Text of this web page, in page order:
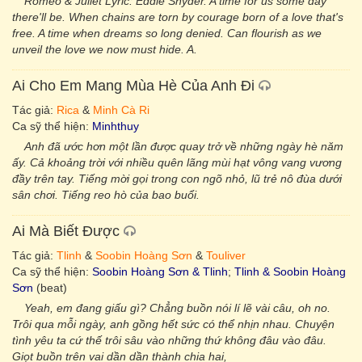
there'll be. When chains are torn by courage born of a love that's
free. A time when dreams so long denied. Can flourish as we
unveil the love we now must hide. A.
Ai Cho Em Mang Mùa Hè Của Anh Đi
Tác giả: Rica & Minh Cà Ri
Ca sỹ thể hiện: Minhthuy
Anh đã ước hơn một lần được quay trở về những ngày hè năm
ấy. Cả khoảng trời với nhiều quên lãng mùi hạt vông vang vương
đầy trên tay. Tiếng mời gọi trong con ngõ nhỏ, lũ trẻ nô đùa dưới
sân chơi. Tiếng reo hò của bao buổi.
Ai Mà Biết Được
Tác giả: Tlinh & Soobin Hoàng Sơn & Touliver
Ca sỹ thể hiện: Soobin Hoàng Sơn & Tlinh; Tlinh & Soobin Hoàng
Sơn (beat)
Yeah, em đang giấu gì? Chẳng buồn nói lí lẽ vài câu, oh no.
Trôi qua mỗi ngày, anh gồng hết sức có thể nhịn nhau. Chuyện
tình yêu ta cứ thế trôi sâu vào những thứ không đâu vào đâu.
Giọt buồn trên vai dần dần thành chia hai,